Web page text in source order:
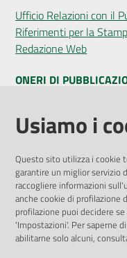
Ufficio Relazioni con il
Riferimenti per la
Redazione Web
ONERI DI
Amministrazione
Pubblicità legale
Privacy Policy
Attuazione Misure
Liste di Attesa
ENTI, IMPRESE E
Usiamo i
Questo sito utilizza i cookie
garantire un miglior servizio
raccogliere informazioni
anche cookie di
profilazione puoi decidere
'Impostazioni'. Per saperne
abilitarne solo alcuni,